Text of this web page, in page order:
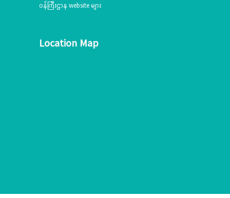
ဝန်ကြီးဌာန website များ
Location Map